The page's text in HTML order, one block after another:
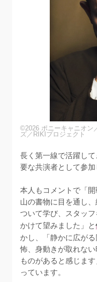
©2026 ポニーキャニオン
ズ／RIKIプロジェクト
長く第一線で活躍して
要な共演者として参加
本人もコメントで「
山の書物に目を通し
ついて学び、スタッ
かけて望みました」と
かし、「静かに広が
怖、身動きが取れな
ものがあると感じま
っています。